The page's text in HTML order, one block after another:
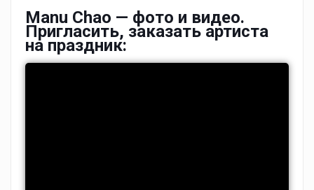
Manu Chao — фото и видео.
Пригласить, заказать артиста
на праздник: